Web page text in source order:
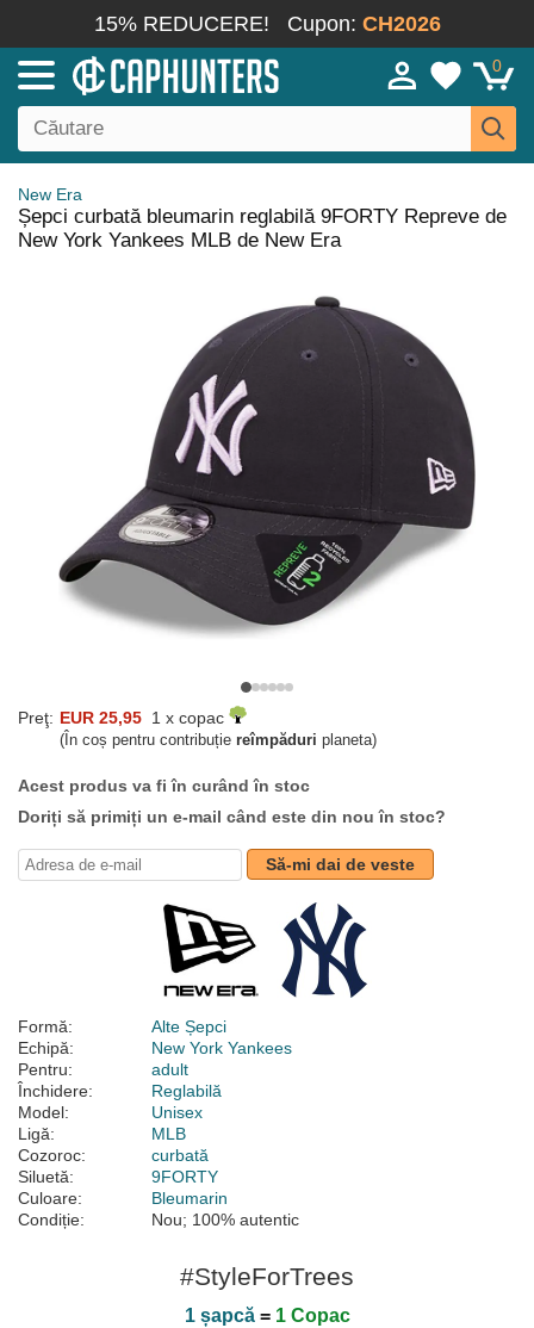
15% REDUCERE! Cupon: CH2026
0
New Era
Șepci curbată bleumarin reglabilă 9FORTY Repreve de
New York Yankees MLB de New Era
Preţ: EUR 25,95 1 x copac
(În coș pentru contribuție reîmpăduri planeta)
Acest produs va fi în curând în stoc
Doriți să primiți un e-mail când este din nou în stoc?
Să-mi dai de veste
Formă:
Alte Șepci
Echipă:
New York Yankees
Pentru:
adult
Închidere:
Reglabilă
Model:
Unisex
Ligă:
MLB
Cozoroc:
curbată
Siluetă:
9FORTY
Culoare:
Bleumarin
Condiție:
Nou; 100% autentic
#StyleForTrees
1 șapcă= 1 Copac